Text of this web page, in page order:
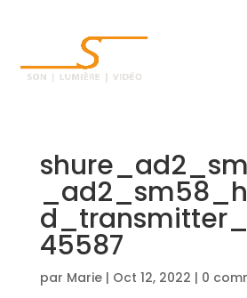
45587
par Marie| Oct 12, 2022 | 0